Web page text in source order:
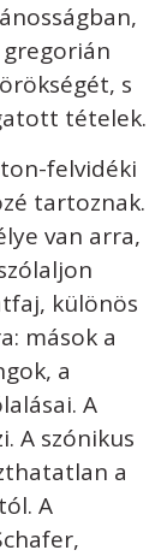
s
tételek.
felvidéki
tartoznak.
van arra,
különös
mások a
a
A
A szónikus
a
A